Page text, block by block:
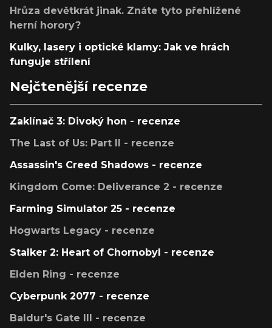
Hrůza devětkrát jinak. Znáte tyto přehlížené
herní horory?
Kulky, lasery i optické klamy: Jak ve hrách
funguje střílení
Nejčtenější recenze
Zaklínač 3: Divoký hon - recenze
The Last of Us: Part II - recenze
Assassin's Creed Shadows - recenze
Kingdom Come: Deliverance 2 - recenze
Farming Simulator 25 - recenze
Hogwarts Legacy - recenze
Stalker 2: Heart of Chornobyl - recenze
Elden Ring - recenze
Cyberpunk 2077 - recenze
Baldur's Gate III - recenze